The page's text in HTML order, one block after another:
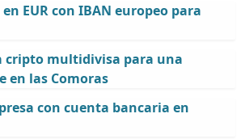
EUR con IBAN europeo para
cripto multidivisa para una
en las Comoras
con cuenta bancaria en